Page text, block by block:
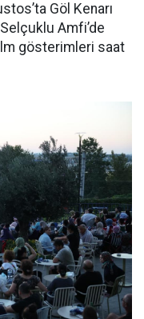
Göl Kenarı
Amfi’de
gösterimleri saat